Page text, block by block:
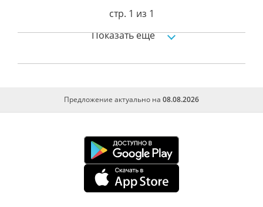
стр. 1 из 1
Показать ещё
Предложение актуально на 08.08.2026